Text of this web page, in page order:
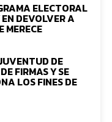
ELECTORAL
DEVOLVER A
MERECE
DE
FIRMAS Y SE
LOS FINES DE